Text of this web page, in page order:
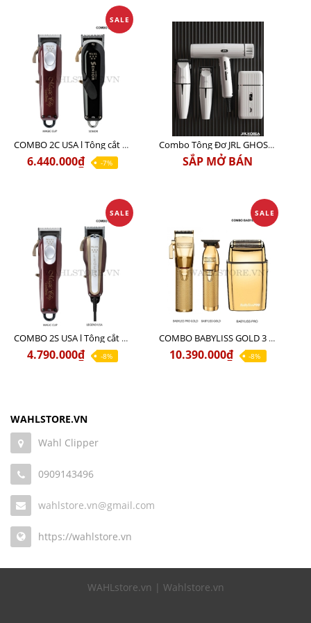
SALE
COMBO 2C USA l Tông cắt Senior + Tông cắt Magic clip
6.440.000₫ -7%
Combo Tông Đơ JRL GHOST 3 Limited Edition Chính Hãng USA
SẮP MỞ BÁN
SALE
COMBO 2S USA l Tông cắt LEGEND USA CÓ DÂY 220V + Tông pin MAGIC CLIP
4.790.000₫ -8%
SALE
COMBO BABYLISS GOLD 3 cao cấp chính hãng
10.390.000₫ -8%
WAHLSTORE.VN
Wahl Clipper
0909143496
wahlstore.vn@gmail.com
https://wahlstore.vn
WAHLstore.vn | Wahlstore.vn